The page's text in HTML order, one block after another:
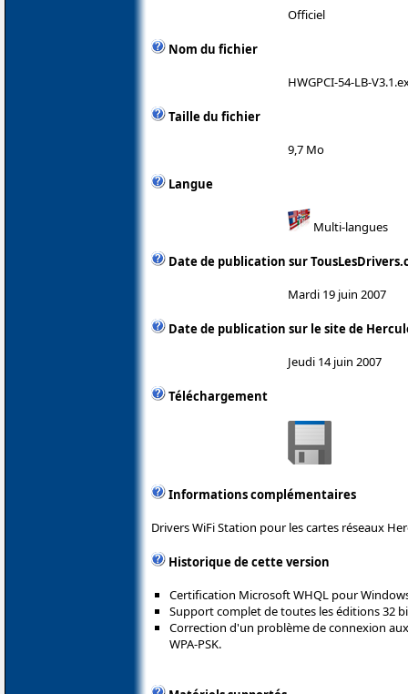
Officiel
Nom du fichier
HWGPCI-54-LB-
Taille du fichier
9,7 Mo
Langue
Multi-langues
Date de publication sur
Mardi 19 juin 2007
Date de publication sur le site de
Jeudi 14 juin 2007
Téléchargement
Informations complémentaires
Drivers WiFi Station pour les cartes réseaux
Historique de cette version
Certification Microsoft WHQL pour
Support complet de toutes les éditions 32
Correction d'un problème de connexion
WPA-PSK.